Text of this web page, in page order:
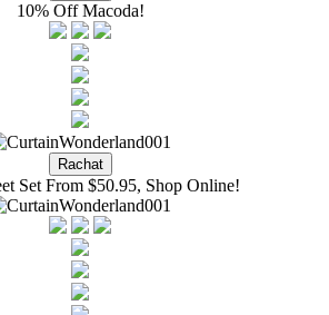
10% Off Macoda!
Set From $50.95, Shop Online!